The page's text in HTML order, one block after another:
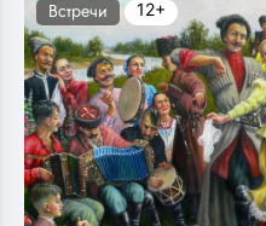
Встречи 12+